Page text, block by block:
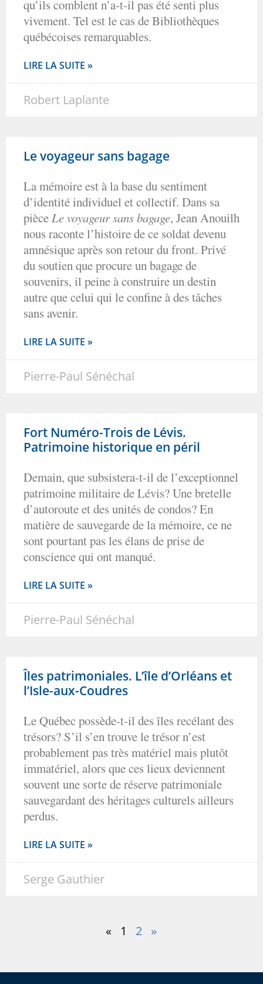
qu’ils comblent n’a-t-il pas été senti plus
vivement. Tel est le cas de Bibliothèques
québécoises remarquables.
LIRE LA SUITE »
Robert Laplante
Le voyageur sans bagage
La mémoire est à la base du sentiment
d’identité individuel et collectif. Dans sa
pièceLe voyageur sans bagage, Jean Anouilh
nous raconte l’histoire de ce soldat devenu
amnésique après son retour du front. Privé
du soutien que procure un bagage de
souvenirs, il peine à construire un destin
autre que celui qui le confine à des tâches
sans avenir.
LIRE LA SUITE »
Pierre-Paul Sénéchal
Fort Numéro-Trois de Lévis.
Patrimoine historique en péril
Demain, que subsistera-t-il de l’exceptionnel
patrimoine militaire de Lévis? Une bretelle
d’autoroute et des unités de condos? En
matière de sauvegarde de la mémoire, ce ne
sont pourtant pas les élans de prise de
conscience qui ont manqué.
LIRE LA SUITE »
Pierre-Paul Sénéchal
Îles patrimoniales. L’île d’Orléans et
l’Isle-aux-Coudres
Le Québec possède-t-il des îles recélant des
trésors? S’il s’en trouve le trésor n’est
probablement pas très matériel mais plutôt
immatériel, alors que ces lieux deviennent
souvent une sorte de réserve patrimoniale
sauvegardant des héritages culturels ailleurs
perdus.
LIRE LA SUITE »
Serge Gauthier
« 1 2 »